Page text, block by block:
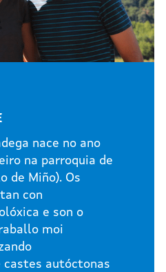
nace no ano
na parroquia de
de Miño). Os
con
e son o
moi
castes autóctonas